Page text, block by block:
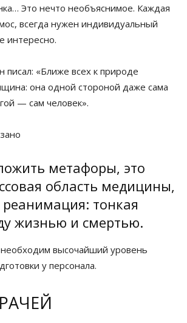
Это нечто необъяснимое. Каждая
всегда нужен индивидуальный
интересно.
«Ближе всех к природе
она одной стороной даже сама
— сам человек».
метафоры, это
область медицины,
реанимация: тонкая
жизнью и смертью.
высочайший уровень
у персонала.